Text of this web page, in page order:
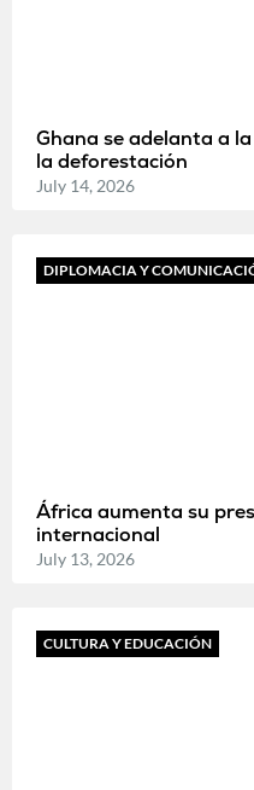
Ghana se adelanta a
la deforestación
July 14, 2026
DIPLOMACIA Y
África aumenta su
internacional
July 13, 2026
CULTURA Y EDUCACIÓN